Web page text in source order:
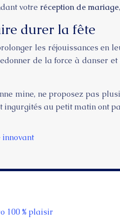
votre réception de mariage
durer la fête
les réjouissances en
de la force à danser
mine, ne proposez pas
ingurgités au petit matin ont
innovant
100 % plaisir